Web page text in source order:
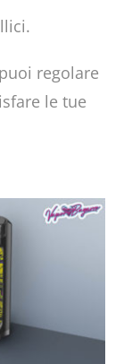
regolare
le tue